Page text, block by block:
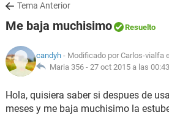
Tema Anterior
Me baja muchisimo Resuelto
candyh - Modificado por Carlos-vialfa
Maria 356 - 27 oct 2015 a las 00:43
Hola, quisiera saber si despues de
meses y me baja muchisimo la